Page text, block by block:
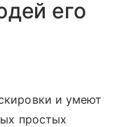
его
и умеют
простых